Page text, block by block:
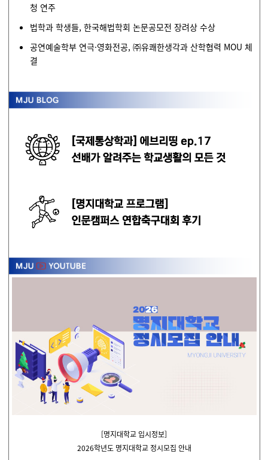
청 연주
법학과 학생들, 한국해법학회 논문공모전 장려상 수상
공연예술학부 연극·영화전공, ㈜유쾌한생각과 산학협력 MOU 체
결
[명지대학교 입시정보]
2026학년도 명지대학교 정시모집 안내